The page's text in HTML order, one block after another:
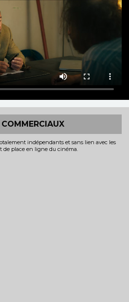
COMMERCIAUX
indépendants et sans lien avec les
de place en ligne du cinéma.